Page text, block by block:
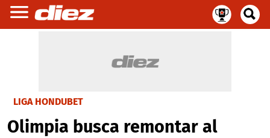
LIGA HONDUBET
Olimpia busca remontar al